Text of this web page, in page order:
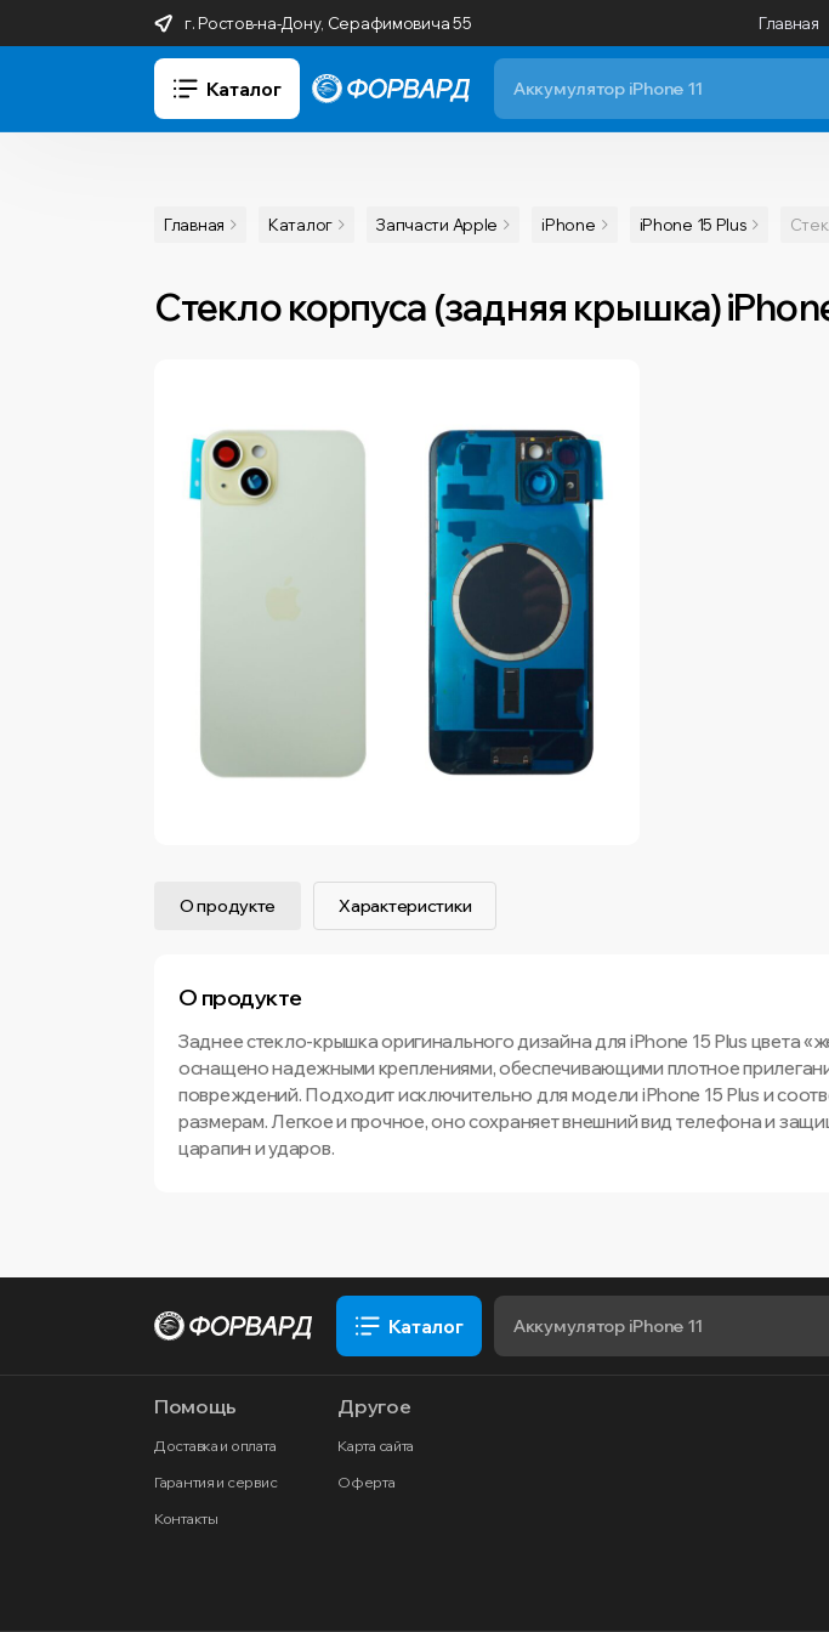
г. Ростов-на-Дону, Серафимовича 55 Главная
Каталог
Главная Каталог Запчасти Apple iPhone iPhone 15 Plus
Стекло корпуса (задняя крышка)
О продукте Характеристики
О продукте
Заднее стекло-крышка оригинального дизайна для iPhone 15 Plus цвета
оснащено надежными креплениями, обеспечивающими плотное
повреждений. Подходит исключительно для модели iPhone 15 Plus и
размерам. Легкое и прочное, оно сохраняет внешний вид телефона и
царапин и ударов.
Каталог
Помощь
Доставка и оплата
Гарантия и сервис
Контакты
Другое
Карта сайта
Оферта